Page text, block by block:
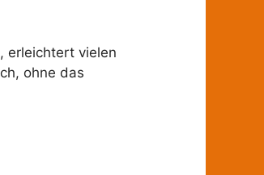
erleichtert vielen
ohne das